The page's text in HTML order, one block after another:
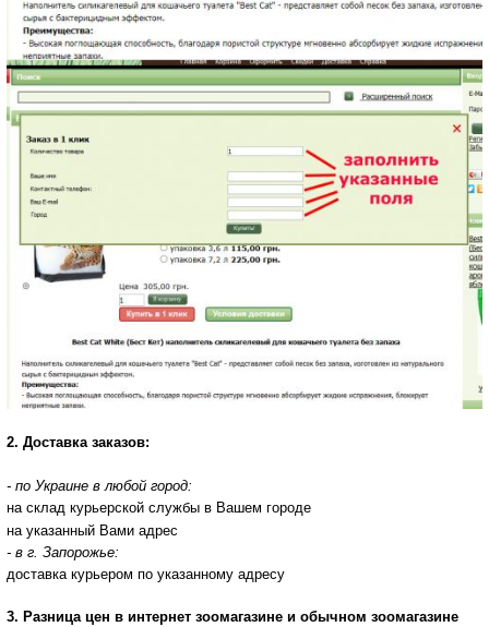
2. Доставка заказов:
- по Украине в любой город:
на склад курьерской службы в Вашем городе
на указанный Вами адрес
- в г. Запорожье:
доставка курьером по указанному адресу
3. Разница цен в интернет зоомагазине и обычном зоомагазине